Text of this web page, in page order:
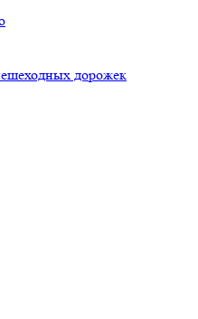
дорожек